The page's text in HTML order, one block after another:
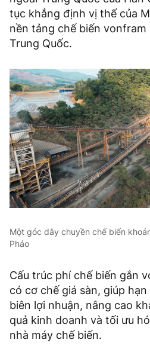
tục khẳng định vị thế của
nền tảng chế biến vonfram
Trung Quốc.
Một góc dây chuyền chế biến
Pháo
Cấu trúc phí chế biến gắn
có cơ chế giá sàn, giúp
biên lợi nhuận, nâng cao
quả kinh doanh và tối ưu
nhà máy chế biến.